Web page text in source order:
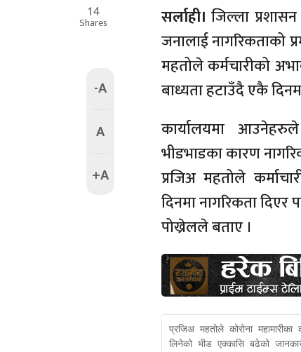
14
Shares
-A
A
+A
सर्लाही। जिल्ला
जनालाई नागरिकताको
महतोले कर्मचारीको
बाध्यता हटाउँदै एकै
कार्यालयमा
भीडभाडका कारण
प्रजिअ महतोले
दिनमा नागरिकता दिएर
पोख्रेलले बताए ।
प्रजिअ महतोले कोरोना
लिनेको भीड एक्कासि बढेको